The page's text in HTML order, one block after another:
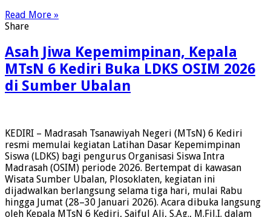
Read More »
Share
Asah Jiwa Kepemimpinan, Kepala
MTsN 6 Kediri Buka LDKS OSIM 2026
di Sumber Ubalan
KEDIRI – Madrasah Tsanawiyah Negeri (MTsN) 6 Kediri
resmi memulai kegiatan Latihan Dasar Kepemimpinan
Siswa (LDKS) bagi pengurus Organisasi Siswa Intra
Madrasah (OSIM) periode 2026. Bertempat di kawasan
Wisata Sumber Ubalan, Plosoklaten, kegiatan ini
dijadwalkan berlangsung selama tiga hari, mulai Rabu
hingga Jumat (28–30 Januari 2026). Acara dibuka langsung
oleh Kepala MTsN 6 Kediri, Saiful Ali, S.Ag., M.Fil.I. dalam